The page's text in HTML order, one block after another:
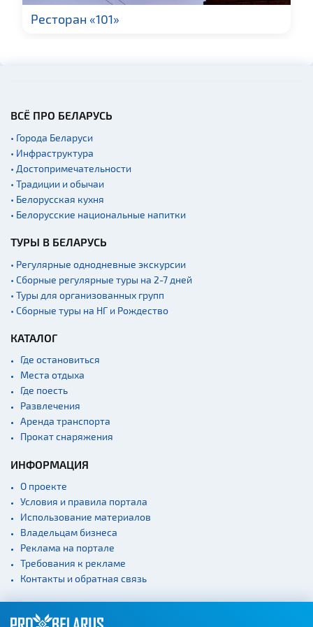
Гражданская
архитектура
Производства
Военная история
Мастер-классы
Квесты
Садово-парковая
архитектура
людям
Кладбище
Монастыри
Костелы
Театры
Концертные залы
Начало и окончание
экскурсий: г. Минск
Спортивные
сооружения
Веломаршруты
Аэропорты
Железнодорожные
Ресторан «101»
ВСЁ ПРО БЕЛАРУСЬ
• Города Беларуси
• Инфраструктура
• Достопримечательности
• Традиции и обычаи
• Белорусская кухня
• Белорусские национальные напитки
ТУРЫ В БЕЛАРУСЬ
• Регулярные однодневные экскурсии
• Сборные регулярные туры на 2-7 дней
• Туры для организованных групп
• Сборные туры на НГ и Рождество
КАТАЛОГ
Где остановиться
Места отдыха
Где поесть
Развлечения
Аренда транспорта
Прокат снаряжения
ИНФОРМАЦИЯ
О проекте
Условия и правила портала
Использование материалов
Владельцам бизнеса
Реклама на портале
Требования к рекламе
Контакты и обратная связь